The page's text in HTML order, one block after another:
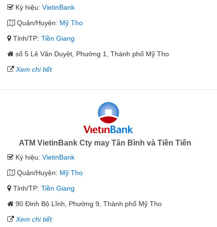
Ký hiệu: VietinBank
Quận/Huyện: Mỹ Tho
Tỉnh/TP: Tiền Giang
số 5 Lê Văn Duyệt, Phường 1, Thành phố Mỹ Tho
Xem chi tiết
ATM VietinBank Cty may Tân Bình và Tiền Tiến
Ký hiệu: VietinBank
Quận/Huyện: Mỹ Tho
Tỉnh/TP: Tiền Giang
90 Đinh Bộ Lĩnh, Phường 9, Thành phố Mỹ Tho
Xem chi tiết